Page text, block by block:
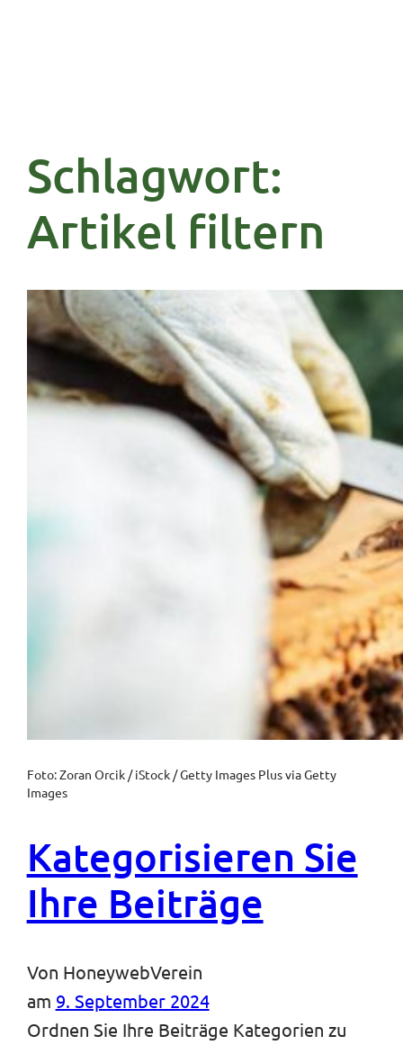
Schlagwort:
Artikel filtern
Foto: Zoran Orcik / iStock / Getty Images Plus via Getty
Images
Kategorisieren Sie
Ihre Beiträge
Von HoneywebVerein
am 9. September 2024
Ordnen Sie Ihre Beiträge Kategorien zu